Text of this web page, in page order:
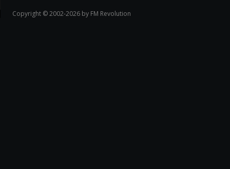
Copyright © 2002-2026 by FM Revolution